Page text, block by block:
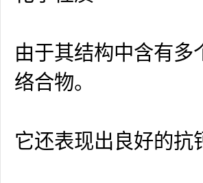
由于其结构中含有
络合物。
它还表现出良好的抗